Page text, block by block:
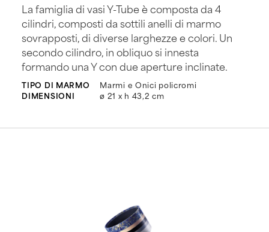
La famiglia di vasi Y-Tube è composta da 4
cilindri, composti da sottili anelli di marmo
sovrapposti, di diverse larghezze e colori. Un
secondo cilindro, in obliquo si innesta
formando una Y con due aperture inclinate.
TIPO DI MARMO
Marmi e Onici policromi
DIMENSIONI
ø 21 x h 43,2 cm